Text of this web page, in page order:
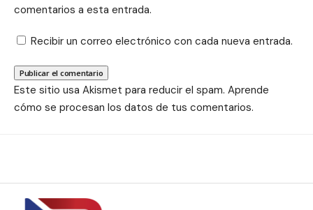
comentarios a esta entrada.
Recibir un correo electrónico con cada nueva entrada.
Este sitio usa Akismet para reducir el spam. Aprende
cómo se procesan los datos de tus comentarios.